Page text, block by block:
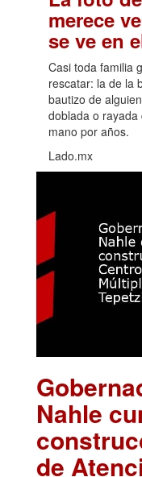
merece
se ve en
Casi toda familia
rescatar: la de la
bautizo de
doblada o
mano por años.
Lado.mx
Nahle
de